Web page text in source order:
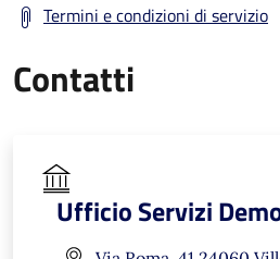
Termini e condizioni di servizio
Contatti
Ufficio Servizi